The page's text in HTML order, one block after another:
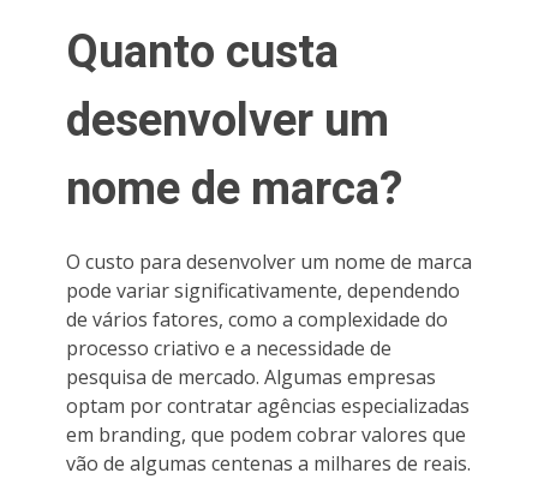
Quanto custa
desenvolver um
nome de marca?
O custo para desenvolver um nome de marca
pode variar significativamente, dependendo
de vários fatores, como a complexidade do
processo criativo e a necessidade de
pesquisa de mercado. Algumas empresas
optam por contratar agências especializadas
em branding, que podem cobrar valores que
vão de algumas centenas a milhares de reais.